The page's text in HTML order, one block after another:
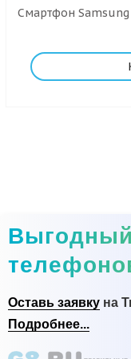
Смартфон Samsung
Оставь заявку на
Подробнее...